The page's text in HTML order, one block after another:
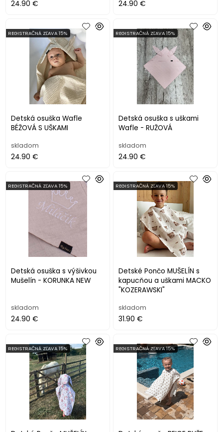
24.90 € 24.90 €
Detská osuška Wafle
BÉŽOVÁ S UŠKAMI
REGISTRAČNÁ ZĽAVA 15%
skladom
24.90 €
Detská osuška s uškami
Wafle - RUŽOVÁ
REGISTRAČNÁ ZĽAVA 15%
skladom
24.90 €
Detská osuška s výšivkou
Mušelín - KORUNKA NEW
REGISTRAČNÁ ZĽAVA 15%
skladom
24.90 €
Detské Pončo MUŠELÍN s
kapucňou a uškami MACKO
"KOZERAWSKI"
REGISTRAČNÁ ZĽAVA 15%
skladom
31.90 €
REGISTRAČNÁ ZĽAVA 15% REGISTRAČNÁ ZĽAVA 15%